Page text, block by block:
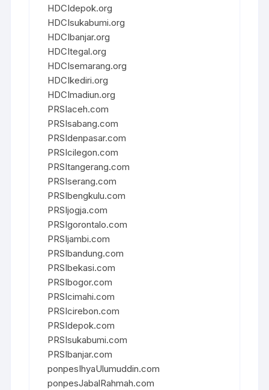
HDCIdepok.org
HDCIsukabumi.org
HDCIbanjar.org
HDCItegal.org
HDCIsemarang.org
HDCIkediri.org
HDCImadiun.org
PRSIaceh.com
PRSIsabang.com
PRSIdenpasar.com
PRSIcilegon.com
PRSItangerang.com
PRSIserang.com
PRSIbengkulu.com
PRSIjogja.com
PRSIgorontalo.com
PRSIjambi.com
PRSIbandung.com
PRSIbekasi.com
PRSIbogor.com
PRSIcimahi.com
PRSIcirebon.com
PRSIdepok.com
PRSIsukabumi.com
PRSIbanjar.com
ponpesIhyaUlumuddin.com
ponpesJabalRahmah.com